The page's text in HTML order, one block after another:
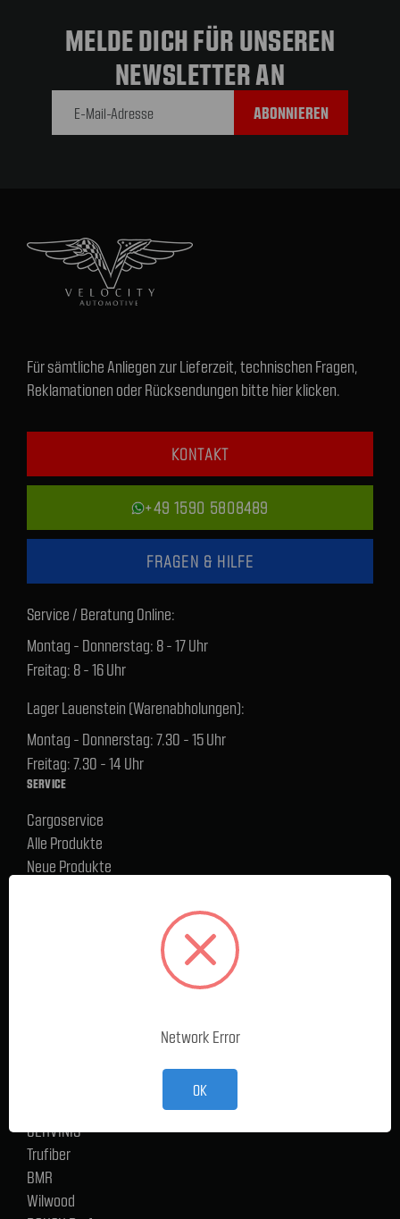
MELDE DICH FÜR UNSEREN
NEWSLETTER AN
Für sämtliche Anliegen zur Lieferzeit, technischen Fragen,
Reklamationen oder Rücksendungen bitte hier klicken.
KONTAKT
+49 1590 5808489
FRAGEN & HILFE
Service / Beratung Online:
Montag - Donnerstag: 8 - 17 Uhr
Freitag: 8 - 16 Uhr
Lager Lauenstein (Warenabholungen):
Montag - Donnerstag: 7.30 - 15 Uhr
Freitag: 7.30 - 14 Uhr
SERVICE
Cargoservice
Alle Produkte
Neue Produkte
Versand und Zahlungsbedingungen
Ford Performance Racing Parts
CERVINIS
Trufiber
BMR
Wilwood
Network Error
OK